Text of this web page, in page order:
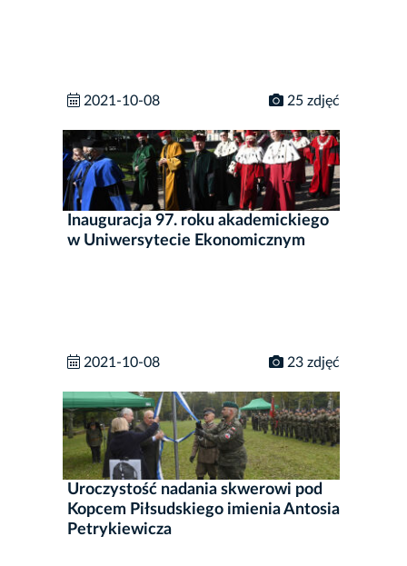
2021-10-08 25 zdjęć
Inauguracja 97. roku akademickiego
w Uniwersytecie Ekonomicznym
2021-10-08 23 zdjęć
Uroczystość nadania skwerowi pod
Kopcem Piłsudskiego imienia Antosia
Petrykiewicza